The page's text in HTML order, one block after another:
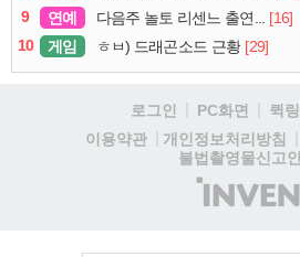
9
연예 다음주 놀토 리센느 출연...
[16]
10
게임 ㅎㅂ) 드래곤소드 근황 [29]
로그인 PC화면 퀵
이용약관
개인정보처리방침
불법촬영물신고
(주)
인